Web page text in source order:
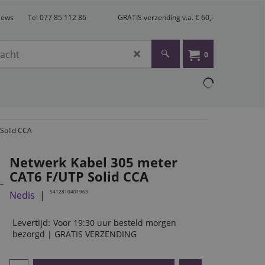
Tel 077 85 112 86 GRATIS verzending v.a. € 60,-
0
CCA
Netwerk Kabel 305 meter
CAT6 F/UTP Solid CCA
Nedis 5412810401963
Levertijd: Voor 19:30 uur besteld morgen
bezorgd | GRATIS VERZENDING